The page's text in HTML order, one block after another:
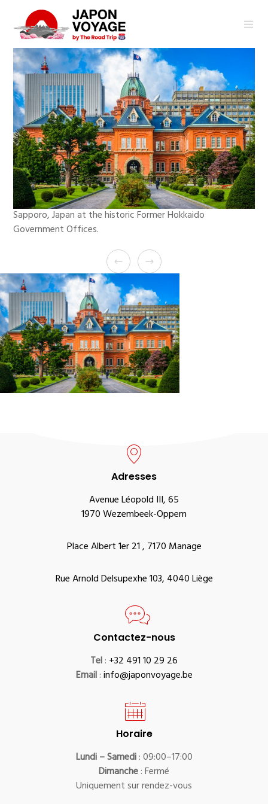
Sapporo, Japan at the historic Former Hokkaido
Government Offices.
Adresses
Avenue Léopold III, 65
1970 Wezembeek-Oppem
Place Albert 1er 21 , 7170 Manage
Rue Arnold Delsupexhe 103, 4040 Liège
Contactez-nous
Tel: +32 491 10 29 26
Email:info@japonvoyage.be
Horaire
Lundi – Samedi: 09:00–17:00
Dimanche: Fermé
Uniquement sur rendez-vous